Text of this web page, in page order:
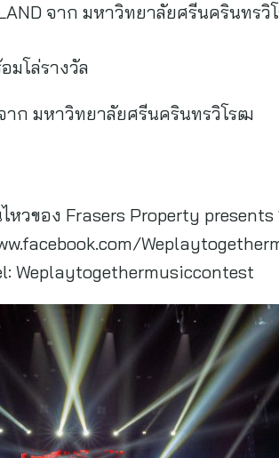
จาก มหาวิทยาลัยศรีนครินทรวิ
โล่รางวัล
าก มหาวิทยาลัยศรีนครินทรวิโรฒ
วของ Frasers Property presents
Weplaytogethermusiccontest